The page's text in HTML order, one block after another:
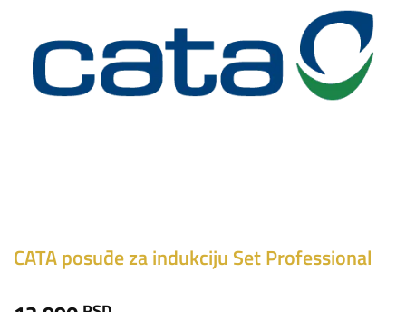
CATA posuđe za indukciju Set Professional